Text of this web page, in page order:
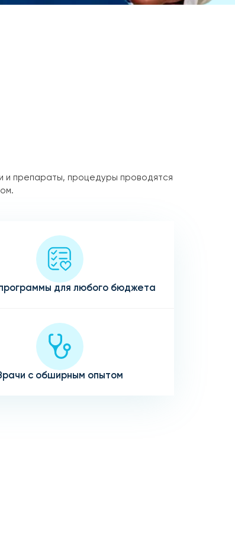
и препараты, процедуры проводятся
программы для любого бюджета
с обширным опытом